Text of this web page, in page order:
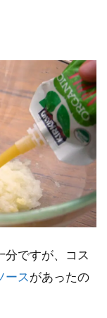
分ですが、コス
ース があったの